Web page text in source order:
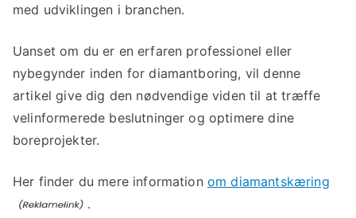
med udviklingen i branchen.
Uanset om du er en erfaren professionel eller
nybegynder inden for diamantboring, vil denne
artikel give dig den nødvendige viden til at træffe
velinformerede beslutninger og optimere dine
boreprojekter.
Her finder du mere information om diamantskæring
.